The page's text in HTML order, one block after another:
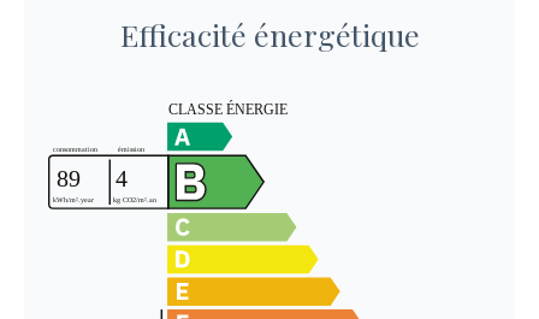
Efficacité énergétique